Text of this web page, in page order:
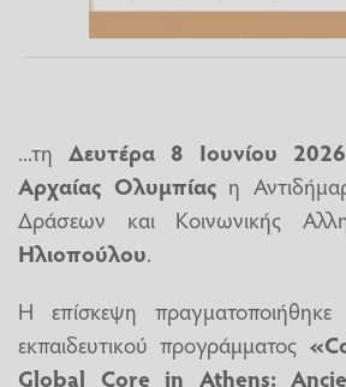
...τη Δευτέρα 8 Ιουνίου 2026
Αρχαίας Ολυμπίαςη
Δράσεων και Κοινωνικής
Ηλιοπούλου.
Η επίσκεψη
εκπαιδευτικού προγράμματος
Global Core in Athens: